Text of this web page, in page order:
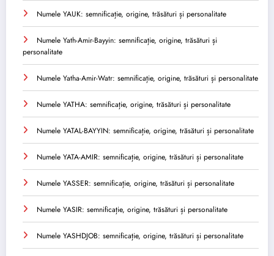
Numele YAUK: semnificație, origine, trăsături și personalitate
Numele Yath-Amir-Bayyin: semnificație, origine, trăsături și
personalitate
Numele Yatha-Amir-Watr: semnificație, origine, trăsături și personalitate
Numele YATHA: semnificație, origine, trăsături și personalitate
Numele YATAL-BAYYIN: semnificație, origine, trăsături și personalitate
Numele YATA-AMIR: semnificație, origine, trăsături și personalitate
Numele YASSER: semnificație, origine, trăsături și personalitate
Numele YASIR: semnificație, origine, trăsături și personalitate
Numele YASHDJOB: semnificație, origine, trăsături și personalitate